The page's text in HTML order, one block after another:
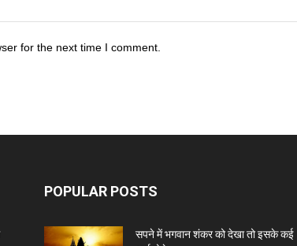
for the next time I comment.
POPULAR POSTS
सपने में भगवान शंकर को देखा तो इसके कई